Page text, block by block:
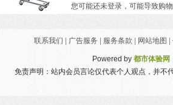
您可能还未登录，可能导致购
联系我们 广告服务 服务条款 网站地图
Powered by 都市体验网
免责声明：站内会员言论仅代表个人观点，并不